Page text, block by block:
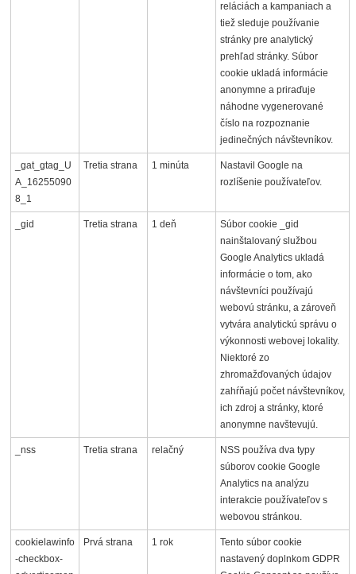
reláciách a kampaniach a
tiež sleduje používanie
stránky pre analytický
prehľad stránky. Súbor
cookie ukladá informácie
anonymne a priraďuje
náhodne vygenerované
číslo na rozpoznanie
jedinečných návštevníkov.
_gat_gtag_U
A_16255090
8_1
Tretia strana 1 minúta
Nastavil Google na
rozlíšenie používateľov.
_gid Tretia strana 1 deň
Súbor cookie _gid
nainštalovaný službou
Google Analytics ukladá
informácie o tom, ako
návštevníci používajú
webovú stránku, a zároveň
vytvára analytickú správu o
výkonnosti webovej lokality.
Niektoré zo
zhromažďovaných údajov
zahŕňajú počet návštevníkov,
ich zdroj a stránky, ktoré
anonymne navštevujú.
_nss Tretia strana relačný
NSS používa dva typy
súborov cookie Google
Analytics na analýzu
interakcie používateľov s
webovou stránkou.
cookielawinfo
-checkbox-
Prvá strana 1 rok
Tento súbor cookie
nastavený doplnkom GDPR